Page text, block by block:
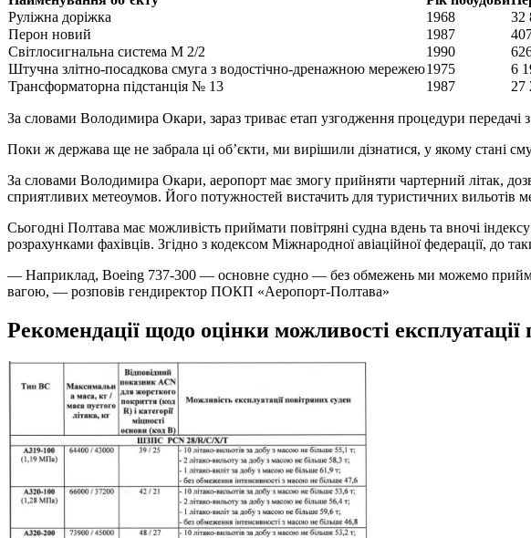
Руліжна доріжка
1968
32
Перон новий
1987
Світлосигнальна система М 2/2
1990
Штучна злітно-посадкова смуга з водостічно-дренажною мережею1975
6
Трансформаторна підстанція № 13
1987 27
За словами Володимира Окари, зараз триває етап узгодження процедури передачі
Поки ж держава ще не забрала ці об’єкти, ми вирішили дізнатися, у якому стані
За словами Володимира Окари, аеропорт має змогу прийняти чартерний літак,
сприятливих метеоумов. Його потужностей вистачить для туристичних вильотів
Сьогодні Полтава має можливість приймати повітряні судна вдень та вночі
розрахунками фахівців. Згідно з кодексом Міжнародної авіаційної федерації, до
— Наприклад, Boeing 737-300 — основне судно — без обмежень ми можемо
вагою, — розповів гендиректор ПОКП «Аеропорт-Полтава»
Рекомендації щодо оцінки можливості